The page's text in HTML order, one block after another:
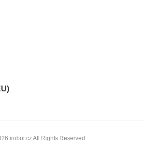
irobot.cz All Rights Reserved